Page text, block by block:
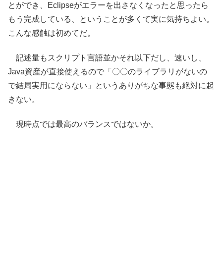
とができ、Eclipseがエラーを出さなくなったと思ったら
もう完成している、ということが多くて実に気持ちよい。
こんな感触は初めてだ。
記述量もスクリプト言語並かそれ以下だし、速いし、
Java資産が直接使えるので「〇〇のライブラリがないの
で結局実用にならない」というありがちな事態も絶対に起
きない。
現時点では最高のバランスではないか。